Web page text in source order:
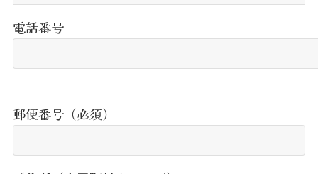
電話番号
郵便番号（必須）